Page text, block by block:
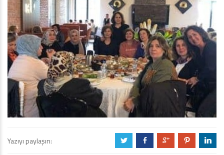
Yazıyı paylaşın: a b c d j